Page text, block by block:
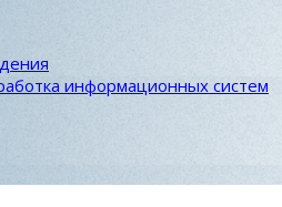
информационных систем